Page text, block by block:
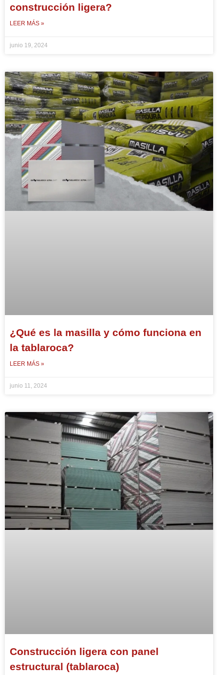
construcción ligera?
LEER MÁS »
junio 19, 2024
¿Qué es la masilla y cómo funciona en
la tablaroca?
LEER MÁS »
junio 11, 2024
Construcción ligera con panel
estructural (tablaroca)